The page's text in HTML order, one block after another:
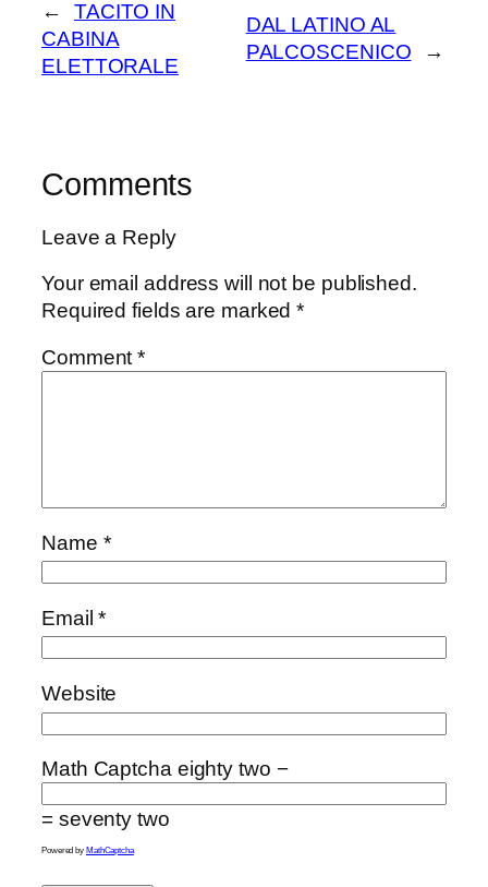
←
TACITO IN
CABINA
ELETTORALE
DAL LATINO AL
PALCOSCENICO
→
Comments
Leave a Reply
Your email address will not be published.
Required fields are marked*
Comment*
Name *
Email*
Website
Math Captcha eighty two −
= seventy two
Powered by MathCaptcha